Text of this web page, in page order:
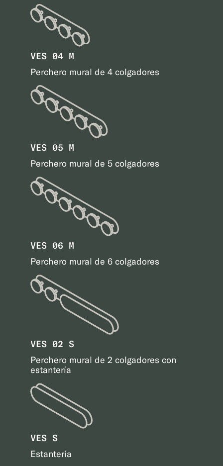
VES 04 M
Perchero mural de 4 colgadores
VES 05 M
Perchero mural de 5 colgadores
VES 06 M
Perchero mural de 6 colgadores
VES 02 S
Perchero mural de 2 colgadores con
estantería
VES S
Estantería